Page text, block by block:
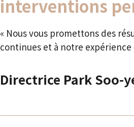
interventions
« Nous vous promettons des
continues et à notre expérience
Directrice Park Soo-